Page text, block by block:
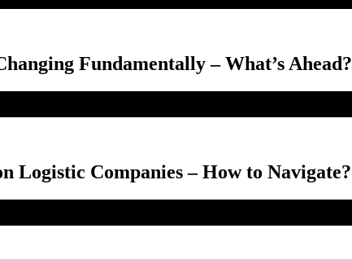
Fundamentally – What’s Ahead?
Logistic Companies – How to Navigate?